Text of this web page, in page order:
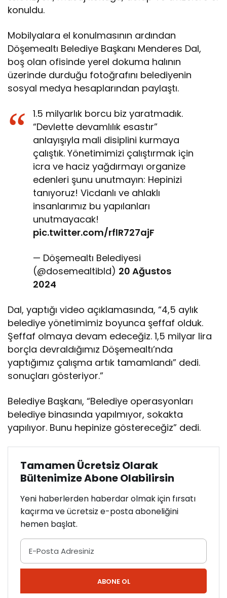
konuldu.
Mobilyalara el konulmasının ardından
Döşemealtı Belediye Başkanı Menderes Dal,
boş olan ofisinde yerel dokuma halının
üzerinde durduğu fotoğrafını belediyenin
sosyal medya hesaplarından paylaştı.
1.5 milyarlık borcu biz yaratmadık.
“Devlette devamlılık esastır”
anlayışıyla mali disiplini kurmaya
çalıştık. Yönetimimizi çalıştırmak için
icra ve haciz yağdırmayı organize
edenleri şunu unutmayın: Hepinizi
tanıyoruz! Vicdanlı ve ahlaklı
insanlarımız bu yapılanları
unutmayacak!
pic.twitter.com/rflR727ajF
— Döşemealtı Belediyesi
(@dosemealtibld) 20 Ağustos
2024
Dal, yaptığı video açıklamasında, “4,5 aylık
belediye yönetimimiz boyunca şeffaf olduk.
Şeffaf olmaya devam edeceğiz. 1,5 milyar lira
borçla devraldığımız Döşemealtı’nda
yaptığımız çalışma artık tamamlandı” dedi.
sonuçları gösteriyor.”
Belediye Başkanı, “Belediye operasyonları
belediye binasında yapılmıyor, sokakta
yapılıyor. Bunu hepinize göstereceğiz” dedi.
Tamamen Ücretsiz Olarak
Bültenimize Abone Olabilirsin
Yeni haberlerden haberdar olmak için fırsatı
kaçırma ve ücretsiz e-posta aboneliğini
hemen başlat.
ABONE OL